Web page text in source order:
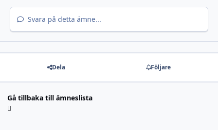
Svara på detta ämne...
Dela Följare
Gå tillbaka till ämneslista